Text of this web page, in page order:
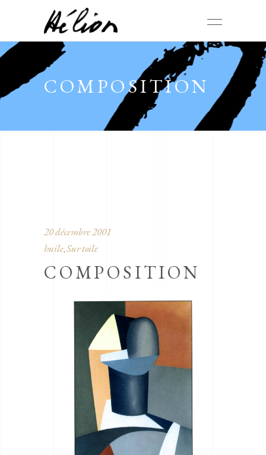
COMPOSITION
20 décembre 2001
huile, Sur toile
COMPOSITION